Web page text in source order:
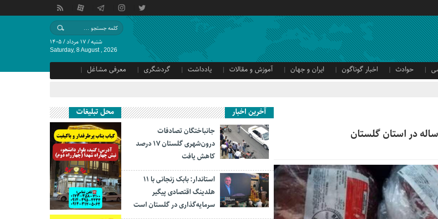
شنبه / ۱۷ مرداد / ۱۴۰۵
Saturday, 8 August , 2026
حوادث اخبار گوناگون ایران و جهان آموزش و مقالات یادداشت گردشگری
معرفی مشاغل
آخرین اخبار
جانباختگان تصادفات
درون‌شهری گلستان ۱۷ درصد
کاهش یافت
استاندار: بابک زنجانی با ۱۱
هلدینگ اقتصادی پیگیر
سرمایه‌گذاری در گلستان است
محل تبلیغات